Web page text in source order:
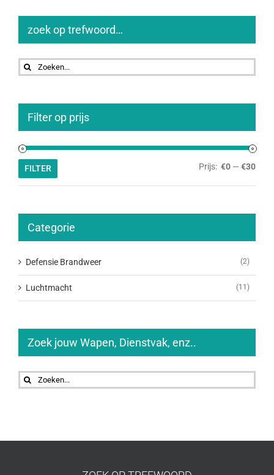
zoek op trefwoord…
Zoeken
naar:
Filter op prijs
Min.
Max.
FILTER Prijs: €0 — €30
Categorie
Defensie Brandweer (2)
Luchtmacht (11)
Zoek jouw Wapen, Dienstvak, enz..
Zoeken
naar: